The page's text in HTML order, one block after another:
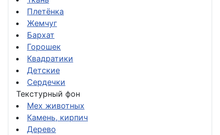
Плетёнка
Жемчуг
Бархат
Горошек
Квадратики
Детские
Сердечки
Текстурный фон
Мех животных
Камень, кирпич
Дерево